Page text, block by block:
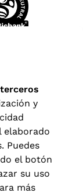
y
elaborado
Puedes
el botón
su uso
más